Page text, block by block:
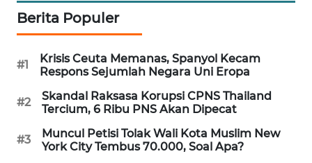
Berita Populer
#1
Krisis Ceuta Memanas, Spanyol Kecam
Respons Sejumlah Negara Uni Eropa
#2
Skandal Raksasa Korupsi CPNS Thailand
Tercium, 6 Ribu PNS Akan Dipecat
#3
Muncul Petisi Tolak Wali Kota Muslim New
York City Tembus 70.000, Soal Apa?
MAWAKA
ID
MARTABAT
WATCH